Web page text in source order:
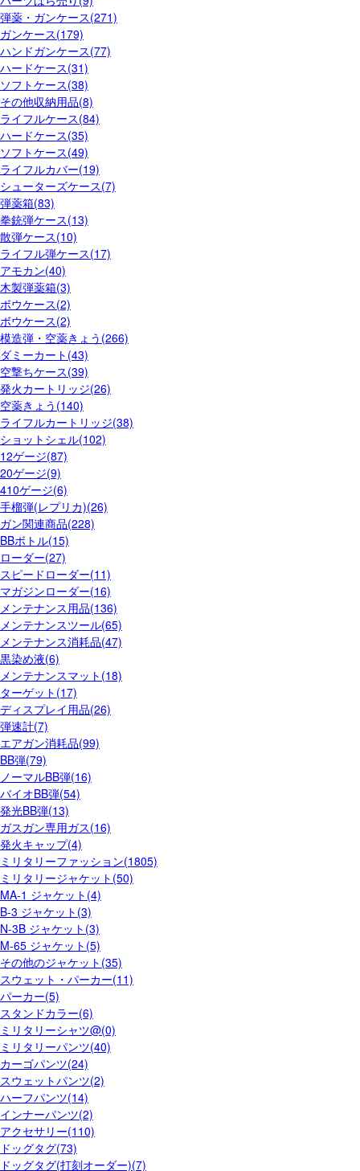
弾薬・ガンケース(271)
ガンケース(179)
ハンドガンケース(77)
ハードケース(31)
ソフトケース(38)
その他収納用品(8)
ライフルケース(84)
ハードケース(35)
ソフトケース(49)
ライフルカバー(19)
シューターズケース(7)
弾薬箱(83)
拳銃弾ケース(13)
散弾ケース(10)
ライフル弾ケース(17)
アモカン(40)
木製弾薬箱(3)
ボウケース(2)
ボウケース(2)
模造弾・空薬きょう(266)
ダミーカート(43)
空撃ちケース(39)
発火カートリッジ(26)
空薬きょう(140)
ライフルカートリッジ(38)
ショットシェル(102)
12ゲージ(87)
20ゲージ(9)
410ゲージ(6)
手榴弾(レプリカ)(26)
ガン関連商品(228)
BBボトル(15)
ローダー(27)
スピードローダー(11)
マガジンローダー(16)
メンテナンス用品(136)
メンテナンスツール(65)
メンテナンス消耗品(47)
黒染め液(6)
メンテナンスマット(18)
ターゲット(17)
ディスプレイ用品(26)
弾速計(7)
エアガン消耗品(99)
BB弾(79)
ノーマルBB弾(16)
バイオBB弾(54)
発光BB弾(13)
ガスガン専用ガス(16)
発火キャップ(4)
ミリタリーファッション(1805)
ミリタリージャケット(50)
MA-1 ジャケット(4)
B-3 ジャケット(3)
N-3B ジャケット(3)
M-65 ジャケット(5)
その他のジャケット(35)
スウェット・パーカー(11)
パーカー(5)
スタンドカラー(6)
ミリタリーシャツ@(0)
ミリタリーパンツ(40)
カーゴパンツ(24)
スウェットパンツ(2)
ハーフパンツ(14)
インナーパンツ(2)
アクセサリー(110)
ドッグタグ(73)
ドッグタグ(打刻オーダー)(7)